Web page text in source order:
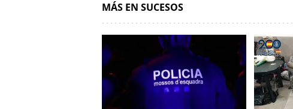
MÁS EN SUCESOS